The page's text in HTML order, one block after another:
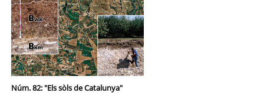
Núm. 82: "Els sòls de Catalunya"